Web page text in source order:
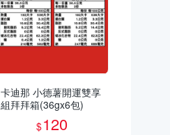
卡迪那 小德薯開運雙享
組拜拜箱(36gx6包)
$120